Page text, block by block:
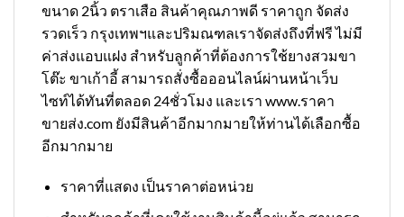
ขนาด 2นิ้ว ตราเสือ สินค้าคุณภาพดี ราคาถูก จัดส่ง
รวดเร็ว กรุงเทพฯและปริมณฑลเราจัดส่งถึงที่ฟรี ไม่มี
ค่าส่งแอบแฝง สำหรับลูกค้าที่ต้องการใช้ยางสวมขา
โต๊ะ ขาเก้าอี้ สามารถสั่งซื้อออนไลน์ผ่านหน้าเว็บ
ไซท์ได้ทันที่ตลอด 24ชั่วโมง และเรา www.ราคา
ขายส่ง.com ยังมีสินค้าอีกมากมายให้ท่านได้เลือกซื้อ
อีกมากมาย
ราคาที่แสดง เป็นราคาต่อหน่วย